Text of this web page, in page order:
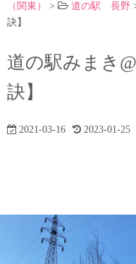
（関東）
> 道の駅 長野
訣】
道の駅みまき
訣】
2021-03-16 2023-01-25